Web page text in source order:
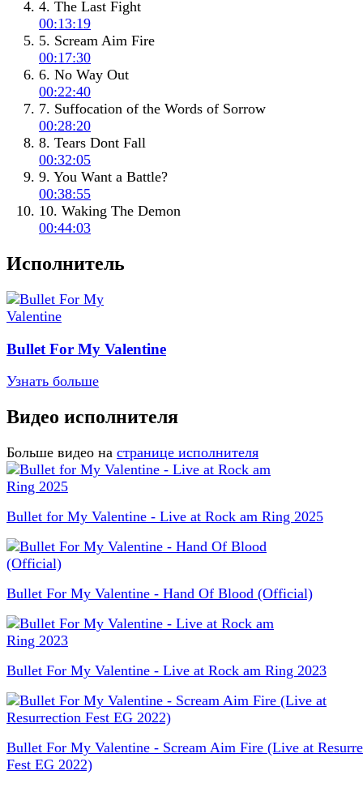
4. The Last Fight
00:13:19
5. Scream Aim Fire
00:17:30
6. No Way Out
00:22:40
7. Suffocation of the Words of Sorrow
00:28:20
8. Tears Dont Fall
00:32:05
9. You Want a Battle?
00:38:55
10. Waking The Demon
00:44:03
Исполнитель
Bullet For My Valentine
Узнать больше
Видео исполнителя
Больше видео на странице исполнителя
Bullet for My Valentine - Live at Rock am Ring 2025
Bullet For My Valentine - Hand Of Blood (Official)
Bullet For My Valentine - Live at Rock am Ring 2023
Bullet For My Valentine - Scream Aim Fire (Live at
Fest EG 2022)